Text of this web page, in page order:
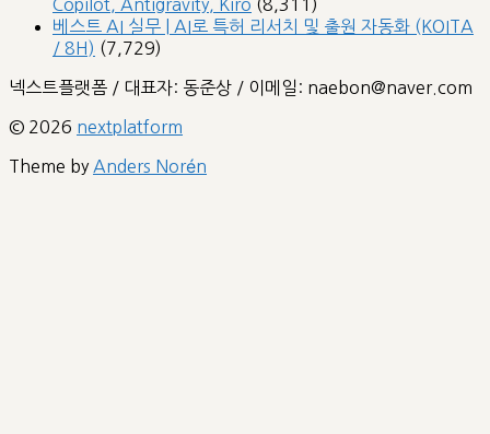
Copilot, Antigravity, Kiro (8,311)
베스트 AI 실무 | AI로 특허 리서치 및 출원 자동화 (KOITA
/ 8H) (7,729)
넥스트플랫폼 / 대표자: 동준상 / 이메일: naebon@naver.com
© 2026 nextplatform
Theme by Anders Norén